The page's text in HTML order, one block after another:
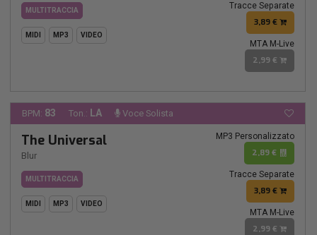
MULTITRACCIA
MIDI MP3 VIDEO
Tracce Separate
3,89 €
MTA M-Live
2,99 €
BPM: 83 Ton.: LA Voce Solista
The Universal
Blur
MULTITRACCIA
MIDI MP3 VIDEO
MP3 Personalizzato
2,89 €
Tracce Separate
3,89 €
MTA M-Live
2,99 €